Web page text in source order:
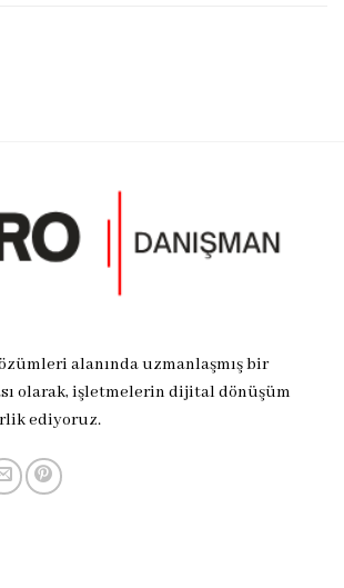
alanında uzmanlaşmış bir
olarak, işletmelerin dijital dönüşüm
ediyoruz.